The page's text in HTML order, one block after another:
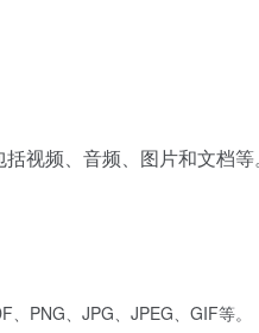
视频、音频、图片和文档
PNG、JPG、JPEG、GIF等。